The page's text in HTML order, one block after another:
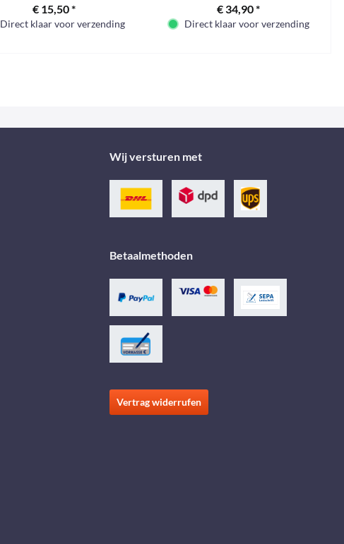
€ 15,50 *
Direct klaar voor verzending
€ 34,90 *
Direct klaar voor verzending
Wij versturen met
Betaalmethoden
Vertrag widerrufen